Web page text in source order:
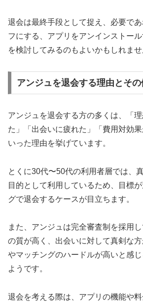
退会は最終手段として捉え、必要で
フにする、アプリをアンインストー
を検討してみるのもよいかもしれませ
アンジュを退会する理由とその
アンジュを退会する方の多くは、「
た」「出会いに疲れた」「費用対効
いった理由を挙げています。
とくに30代〜50代の利用者層では、
目的として利用しているため、目標
グで退会するケースが目立ちます。
また、アンジュは完全審査制を採用
の質が高く、出会いに対して真剣な
やマッチングのハードルが高いと感
ようです。
退会を考える際は、アプリの機能や